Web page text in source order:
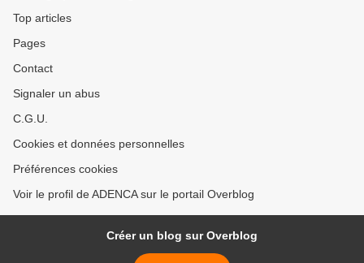
Top articles
Pages
Contact
Signaler un abus
C.G.U.
Cookies et données personnelles
Préférences cookies
Voir le profil de ADENCA sur le portail Overblog
Créer un blog sur Overblog